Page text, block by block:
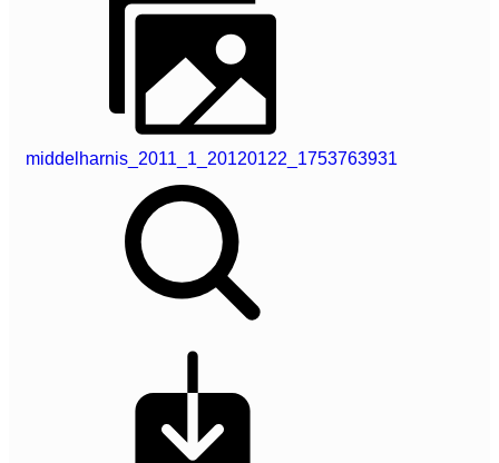
middelharnis_2011_1_20120122_1753763931